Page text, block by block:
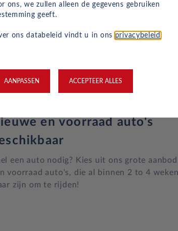
en voorraad auto's
een auto nodig? Kies uit ons grote aanbod
voorraad auto's, die al binnen 2 to 4
zijn om te rijden!
ons, we zullen alleen de gegevens gebruiken
geeft.
ons databeleid vindt u in ons privacybeleid.
AANPASSEN ACCEPTEER ALLES